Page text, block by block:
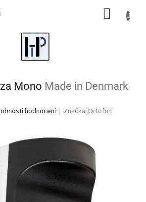
Mono Made in Denmark
hodnocení Značka: Ortofon